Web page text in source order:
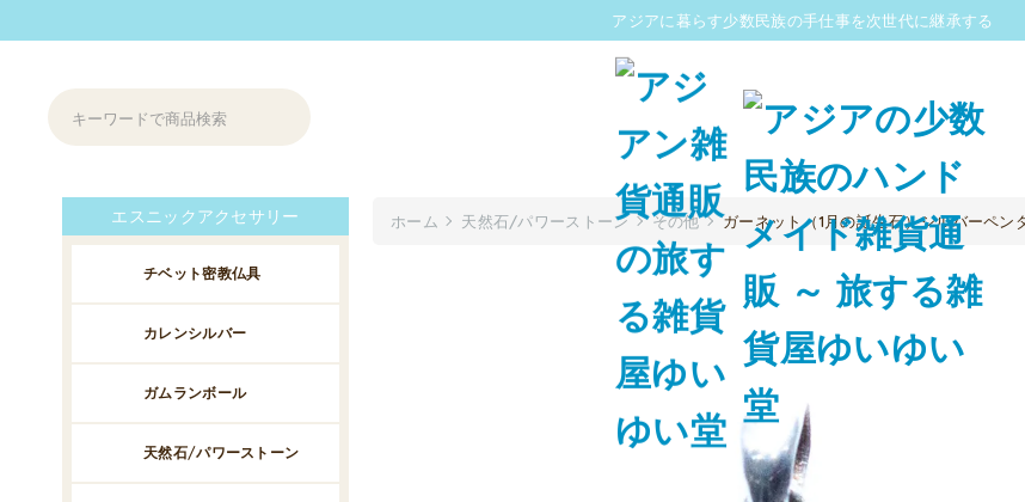
アジアに暮らす少数民族の手仕事を次世代に継承する
ホーム 天然石/パワーストーン その他 ガーネット（1月の誕生石）シルバーペン
エスニックアクセサリー
チベット密教仏具
カレンシルバー
ガムランボール
天然石/パワーストーン